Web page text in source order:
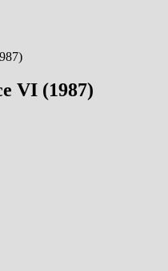
VI (1987)